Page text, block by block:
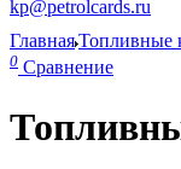
kp@petrolcards.ru
ГлавнаяТопливные
0 Сравнение